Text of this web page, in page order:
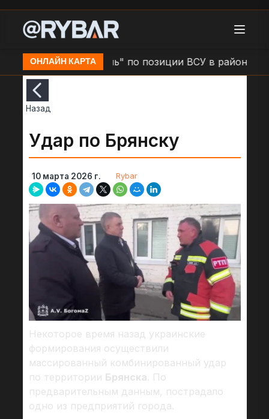
ОНЛАЙН КАРТА
Удар БЛА "Герань" по позиции ВСУ в районе н.п.
Назад
Удар по Брянску
10 марта 2026 г. Rybar
Некоторое время назад украинские
формирования осуществили
массированный комбинированный удар
по территории Брянска. По
предварительным данным, пострадало
одно из предприятий города.